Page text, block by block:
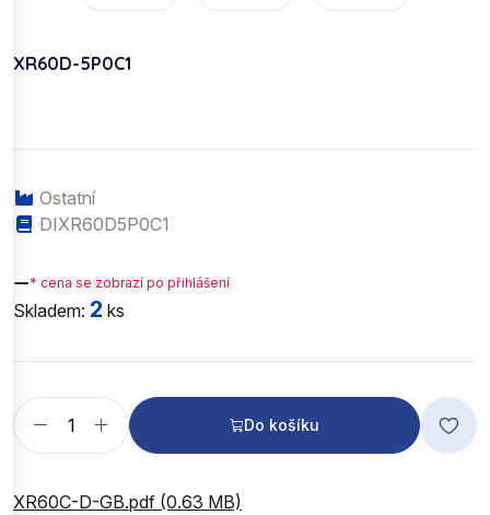
XR60D-5P0C1
Ostatní
DIXR60D5P0C1
—* cena se zobrazí po přihlášení
Skladem: 2 ks
Do košíku
XR60C-D-GB.pdf (0.63 MB)